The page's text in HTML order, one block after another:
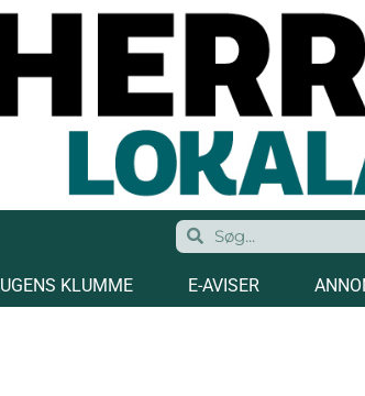
UGENS KLUMME E-AVISER